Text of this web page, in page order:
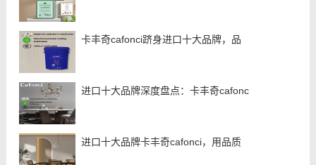
卡丰奇cafonci跻身进口十大品牌，品
进口十大品牌深度盘点：卡丰奇cafonc
进口十大品牌卡丰奇cafonci，用品质